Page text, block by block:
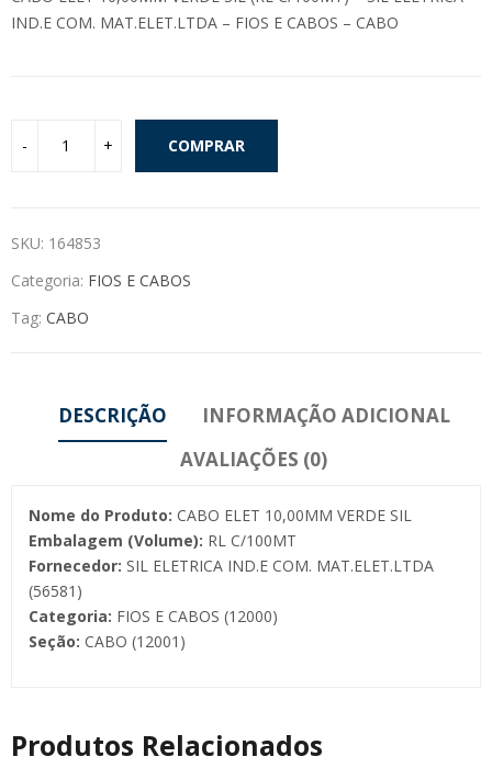
IND.E COM. MAT.ELET.LTDA – FIOS E CABOS – CABO
COMPRAR
SKU: 164853
Categoria: FIOS E CABOS
Tag: CABO
DESCRIÇÃO
INFORMAÇÃO ADICIONAL
AVALIAÇÕES (0)
Nome do Produto: CABO ELET 10,00MM VERDE SIL
Embalagem (Volume): RL C/100MT
Fornecedor: SIL ELETRICA IND.E COM. MAT.ELET.LTDA
(56581)
Categoria: FIOS E CABOS (12000)
Seção: CABO (12001)
Produtos Relacionados